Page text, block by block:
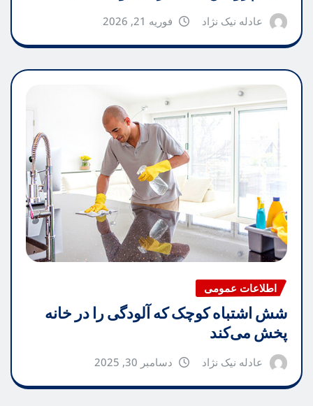
عادله نیک نژاد فوریه 21, 2026
اطلاعات عمومی
شش اشتباه کوچک که آلودگی را در خانه
پخش می‌کند
عادله نیک نژاد دسامبر 30, 2025